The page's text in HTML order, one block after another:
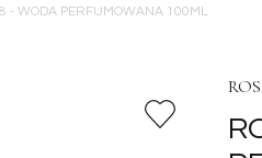
- WODA PERFUMOWANA 100ML